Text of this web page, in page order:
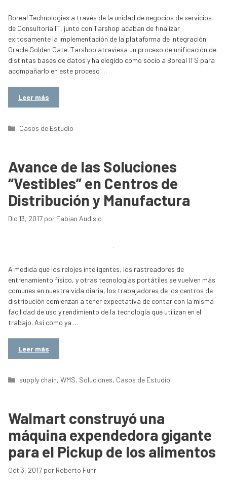
Boreal Technologies a través de la unidad de negocios de servicios
de Consultoría IT, junto con Tarshop acaban de finalizar
exitosamente la implementación de la plataforma de integración
Oracle Golden Gate. Tarshop atraviesa un proceso de unificación de
distintas bases de datos y ha elegido como socio a Boreal ITS para
acompañarlo en este proceso …
Leer más
Categorías
Casos de Estudio
Avance de las Soluciones
“Vestibles” en Centros de
Distribución y Manufactura
Dic 13, 2017 por Fabian Audisio
A medida que los relojes inteligentes, los rastreadores de
entrenamiento fisico, y otras tecnologías portátiles se vuelven más
comunes en nuestra vida diaria, los trabajadores de los centros de
distribución comienzan a tener expectativa de contar con la misma
facilidad de uso y rendimiento de la tecnología que utilizan en el
trabajo. Así como ya …
Leer más
Categorías
supply chain,WMS, Soluciones, Casos de Estudio
Walmart construyó una
máquina expendedora gigante
para el Pickup de los alimentos
Oct 3, 2017 por Roberto Fuhr